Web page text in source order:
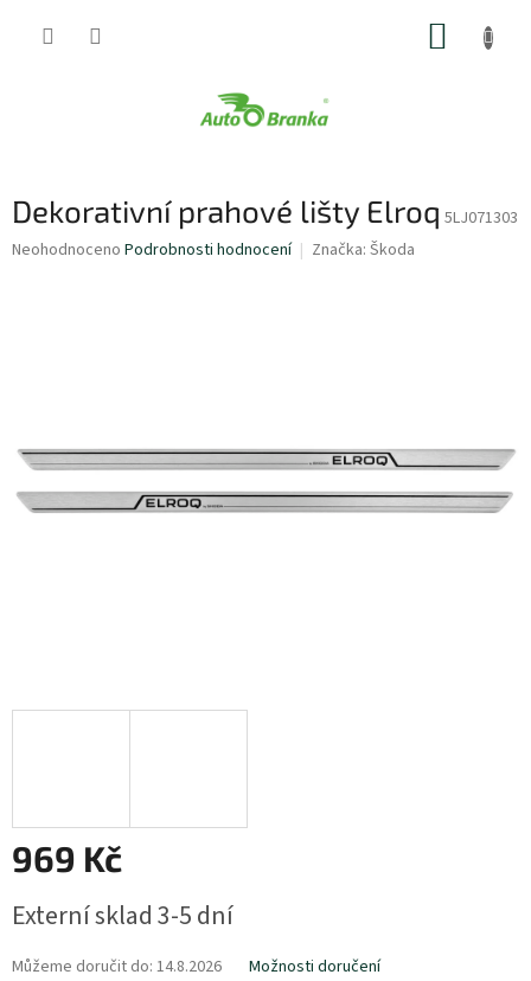
Dekorativní prahové lišty Elroq 5LJ071303
Průměrné
Neohodnoceno Podrobnosti hodnocení Značka: Škoda
969 Kč
cena:
Externí sklad 3-5 dní
Můžeme doručit do: 14.8.2026 Možnosti doručení